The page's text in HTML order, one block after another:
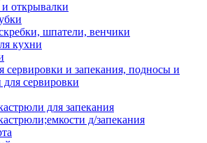
открывалки
шпатели, венчики
кухни
сервировки и запекания, подносы и
сервировки
для запекания
д/запекания